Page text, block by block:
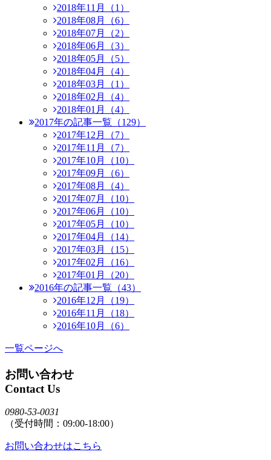
2018年11月（1）
2018年08月（6）
2018年07月（2）
2018年06月（3）
2018年05月（5）
2018年04月（4）
2018年03月（1）
2018年02月（4）
2018年01月（4）
2017年の記事一覧（129）
2017年12月（7）
2017年11月（7）
2017年10月（10）
2017年09月（6）
2017年08月（4）
2017年07月（10）
2017年06月（10）
2017年05月（10）
2017年04月（14）
2017年03月（15）
2017年02月（16）
2017年01月（20）
2016年の記事一覧（43）
2016年12月（19）
2016年11月（18）
2016年10月（6）
一覧ページへ
お問い合わせ
Contact Us
0980-53-0031
（受付時間：09:00-18:00）
お問い合わせはこちら